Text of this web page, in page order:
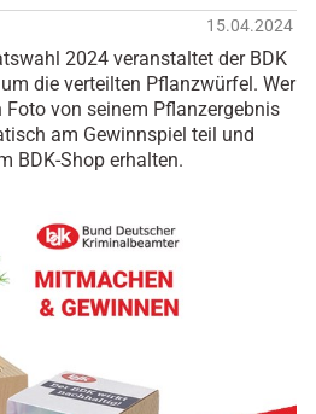
15.04.2024
2024 veranstaltet der BDK
die verteilten Pflanzwürfel. Wer
von seinem Pflanzergebnis
am Gewinnspiel teil und
BDK-Shop erhalten.